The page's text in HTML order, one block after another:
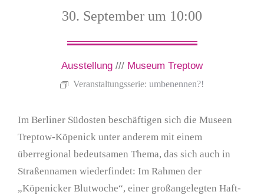
30. September um 10:00
Ausstellung /// Museum Treptow
Veranstaltungsserie: umbenennen?!
Im Berliner Südosten beschäftigen sich die Museen
Treptow-Köpenick unter anderem mit einem
überregional bedeutsamen Thema, das sich auch in
Straßennamen wiederfindet: Im Rahmen der
„Köpenicker Blutwoche“, einer großangelegten Haft-